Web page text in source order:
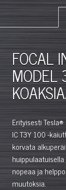
FOCAL
MODEL
Erityisesti
IC T3Y 100 -
korvata
nopeaa ja
muutoksia.